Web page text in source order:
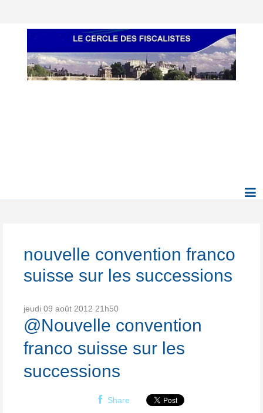
nouvelle convention franco
suisse sur les successions
jeudi 09 août 2012 21h50
@Nouvelle convention
franco suisse sur les
successions
Share